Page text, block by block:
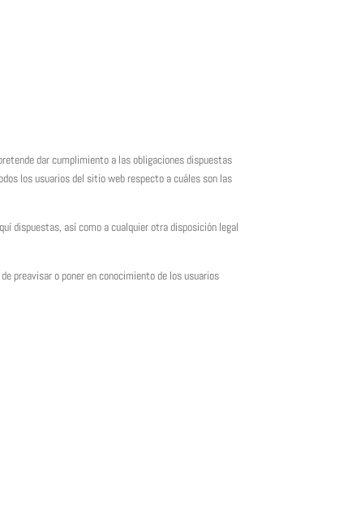
dar cumplimiento a las obligaciones dispuestas
los usuarios del sitio web respecto a cuáles son las
dispuestas, así como a cualquier otra disposición legal
preavisar o poner en conocimiento de los usuarios